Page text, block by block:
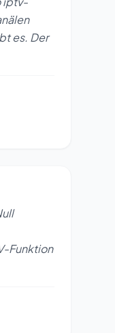
es. Der
Funktion